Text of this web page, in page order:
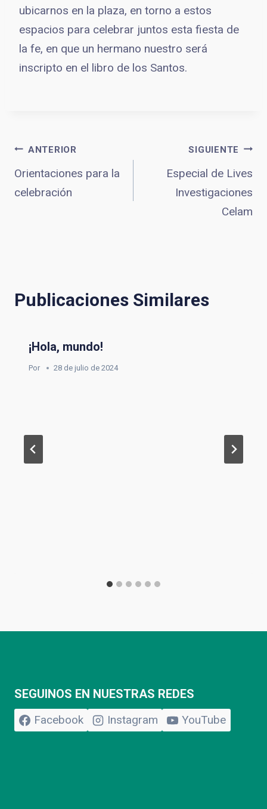
ubicarnos en la plaza, en torno a estos
espacios para celebrar juntos esta fiesta de
la fe, en que un hermano nuestro será
inscripto en el libro de los Santos.
Navegación
entradas
ANTERIOR
Orientaciones para la
celebración
SIGUIENTE
Especial de Lives
Investigaciones
Celam
Publicaciones Similares
¡Hola, mundo!
Por 28 de julio de 2024
SEGUINOS EN NUESTRAS REDES
Facebook Instagram YouTube